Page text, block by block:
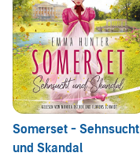
Somerset - Sehnsucht
und Skandal